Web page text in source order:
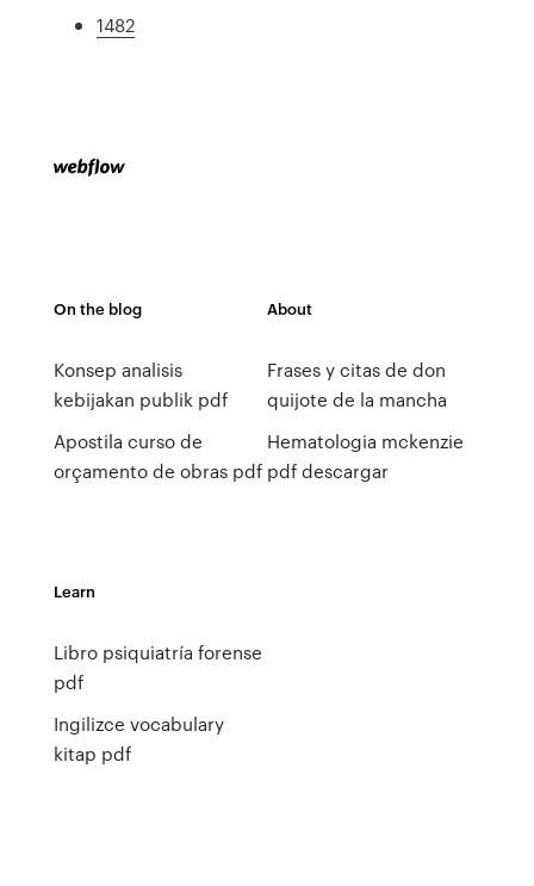
1482
On the blog
Konsep analisis
kebijakan publik pdf
Apostila curso de
orçamento de obras pdf
About
Frases y citas de don
quijote de la mancha
Hematologia mckenzie
pdf descargar
Learn
Libro psiquiatría forense
pdf
Ingilizce vocabulary
kitap pdf